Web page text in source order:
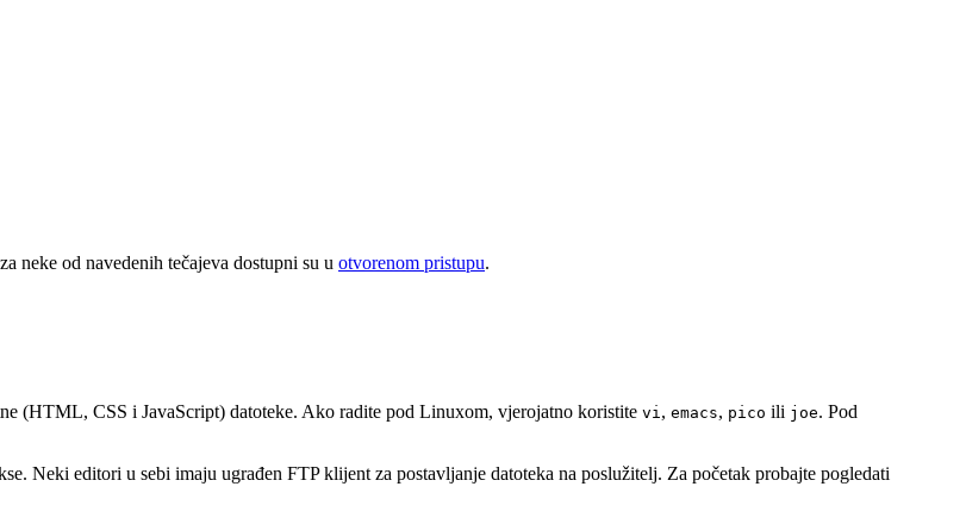
neke od navedenih tečajeva dostupni su u otvorenom pristupu.
(HTML, CSS i JavaScript) datoteke. Ako radite pod Linuxom, vjerojatno koristite vi, emacs, pico ili joe. Pod
Neki editori u sebi imaju ugrađen FTP klijent za postavljanje datoteka na poslužitelj. Za početak probajte pogledati